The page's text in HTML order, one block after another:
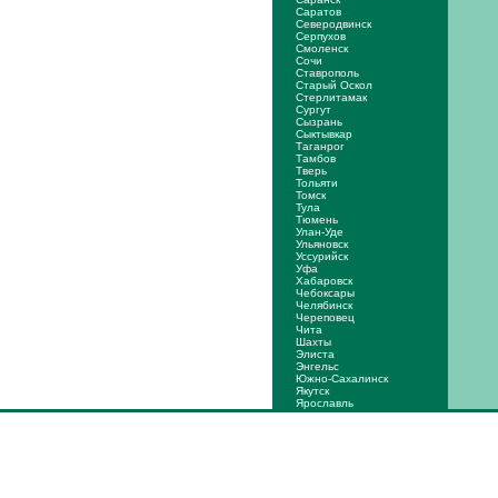
Саратов
Северодвинск
Серпухов
Смоленск
Сочи
Ставрополь
Старый Оскол
Стерлитамак
Сургут
Сызрань
Сыктывкар
Таганрог
Тамбов
Тверь
Тольяти
Томск
Тула
Тюмень
Улан-Уде
Ульяновск
Уссурийск
Уфа
Хабаровск
Чебоксары
Челябинск
Череповец
Чита
Шахты
Элиста
Энгельс
Южно-Сахалинск
Якутск
Ярослaвль